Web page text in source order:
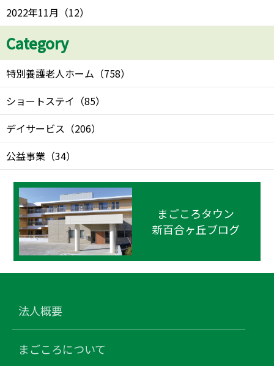
2022年11月 （12）
Category
特別養護老人ホーム （758）
ショートステイ （85）
デイサービス （206）
公益事業 （34）
まごころタウン
新百合ヶ丘ブログ
法人概要
まごころについて